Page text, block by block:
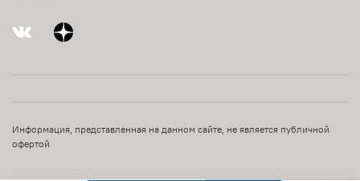
Информация, представленная на данном сайте, не является публичной
офертой